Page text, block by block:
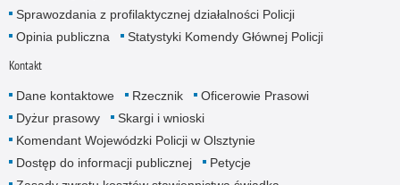
Sprawozdania z profilaktycznej działalności Policji
Opinia publiczna
Statystyki Komendy Głównej Policji
Kontakt
Dane kontaktowe Rzecznik
Oficerowie Prasowi
Dyżur prasowy
Skargi i wnioski
Komendant Wojewódzki Policji w Olsztynie
Dostęp do informacji publicznej
Petycje